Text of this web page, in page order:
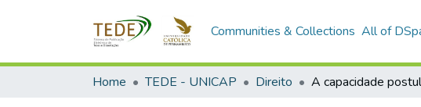
Communities & Collections All of
Home TEDE - UNICAP Direito